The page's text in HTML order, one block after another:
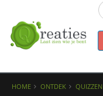
HOME ONTDEK
QUIZZEN